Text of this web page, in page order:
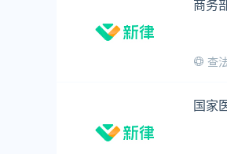
商务
查
国家